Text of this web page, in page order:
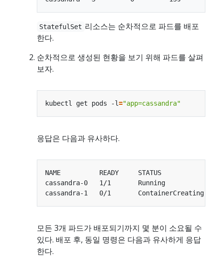
StatefulSet 리소스는 순차적으로 파드를 배포
한다.
순차적으로 생성된 현황을 보기 위해 파드를 살펴
보자.
kubectl get pods -l="app=cassandra"
응답은 다음과 유사하다.
cassandra-0   1/1       Running
cassandra-1   0/1       ContainerCreating
모든 3개 파드가 배포되기까지 몇 분이 소요될 수
있다. 배포 후, 동일 명령은 다음과 유사하게 응답
한다.